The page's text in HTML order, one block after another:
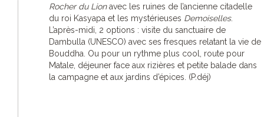
Rocher du Lionavec les ruines de l’ancienne citadelle
du roi Kasyapa et les mystérieuses Demoiselles.
L’après-midi, 2 options : visite du sanctuaire de
Dambulla (UNESCO) avec ses fresques relatant la vie de
Bouddha. Ou pour un rythme plus cool, route pour
Matale, déjeuner face aux rizières et petite balade dans
la campagne et aux jardins d’épices. (P.déj)